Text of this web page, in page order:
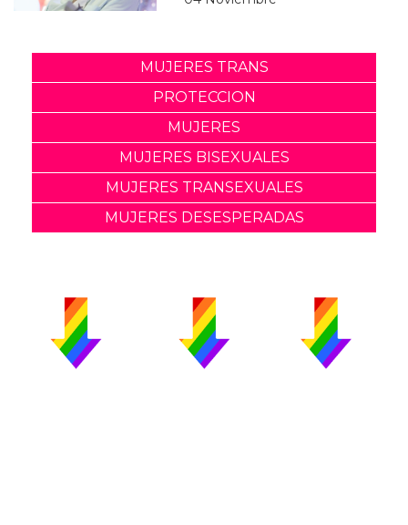
MUJERES TRANS
PROTECCION
MUJERES
MUJERES BISEXUALES
MUJERES TRANSEXUALES
MUJERES DESESPERADAS